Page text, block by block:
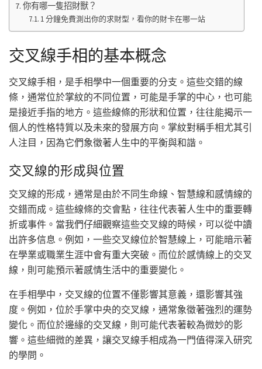
你有哪一隻招財獸？
1 分鐘免費測出你的求財型，看你的財卡在哪一站
交叉線手相的基本概念
交叉線手相，是手相學中一個重要的分支。這些交錯的線
條，通常位於掌紋的不同位置，可能是手掌的中心，也可能
是接近手指的地方。這些線條的形狀和位置，往往能揭示一
個人的性格特質以及未來的發展方向。掌紋對稱手相尤其引
人注目，因為它們象徵著人生中的平衡與和諧。
交叉線的形成與位置
交叉線的形成，通常是由於不同生命線、智慧線和感情線的
交錯而成。這些線條的交會點，往往代表著人生中的重要轉
折或事件。當我們仔細觀察這些交叉線的時候，可以從中讀
出許多信息。例如，一些交叉線位於智慧線上，可能暗示著
在學業或職業生涯中會有重大突破。而位於感情線上的交叉
線，則可能預示著感情生活中的重要變化。
在手相學中，交叉線的位置不僅影響其意義，還影響其強
度。例如，位於手掌中央的交叉線，通常象徵著強烈的運勢
變化。而位於邊緣的交叉線，則可能代表著較為微妙的影
響。這些細微的差異，讓交叉線手相成為一門值得深入研究
的學問。